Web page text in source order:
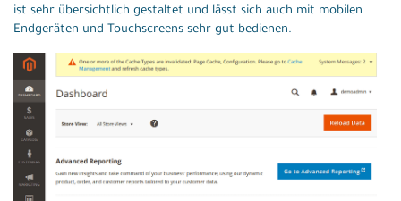
ist sehr übersichtlich gestaltet und lässt sich auch mit mobilen
Endgeräten und Touchscreens sehr gut bedienen.